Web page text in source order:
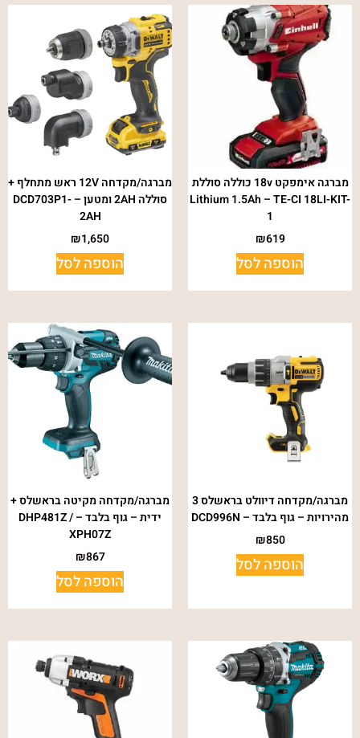
מברגה אימפקט 18v כוללה סוללת
Lithium 1.5Ah – TE-CI 18LI-KIT-
1
₪619
הוספה לסל
מברגה/מקדחה 12V ראש מתחלף +
סוללה 2AH ומטען – DCD703P1-
2AH
₪1,650
הוספה לסל
מברגה/מקדחה דיוולט בראשלס 3
מהירויות – גוף בלבד – DCD996N
₪850
הוספה לסל
מברגה/מקדחה מקיטה בראשלס +
ידית – גוף בלבד – DHP481Z /
XPH07Z
₪867
הוספה לסל